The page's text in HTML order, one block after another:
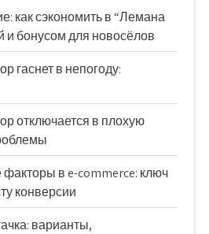
как сэкономить в “Лемана
и бонусом для новосёлов
гаснет в непогоду:
отключается в плохую
в e-commerce: ключ
конверсии
варианты,